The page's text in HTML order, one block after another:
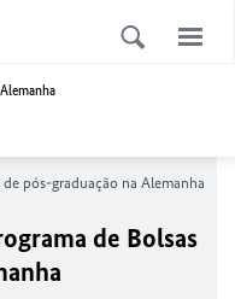
de pós-graduação na Alemanha
de Bolsas